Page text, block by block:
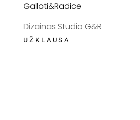
Galloti&Radice
Dizainas Studio G&R